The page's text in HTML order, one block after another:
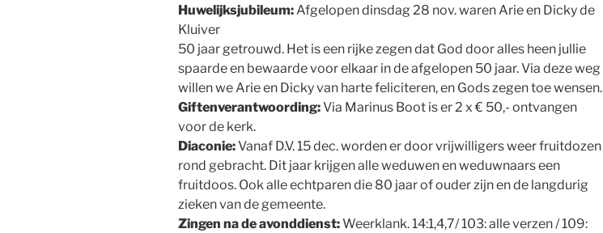
Huwelijksjubileum:Afgelopen dinsdag 28 nov. waren Arie en Dicky de
Kluiver
50 jaar getrouwd. Het is een rijke zegen dat God door alles heen jullie
spaarde en bewaarde voor elkaar in de afgelopen 50 jaar. Via deze weg
willen we Arie en Dicky van harte feliciteren, en Gods zegen toe wensen.
Giftenverantwoording:Via Marinus Boot is er 2 x € 50,- ontvangen
voor de kerk.
Diaconie:Vanaf D.V. 15 dec. worden er door vrijwilligers weer fruitdozen
rond gebracht. Dit jaar krijgen alle weduwen en weduwnaars een
fruitdoos. Ook alle echtparen die 80 jaar of ouder zijn en de langdurig
zieken van de gemeente.
Zingen na de avonddienst:Weerklank. 14:1,4,7/ 103: alle verzen / 109: